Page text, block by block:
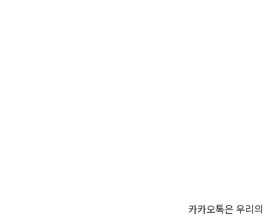
카카오톡은 우리